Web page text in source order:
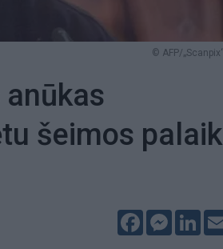
© AFP/
šeimos
Facebook